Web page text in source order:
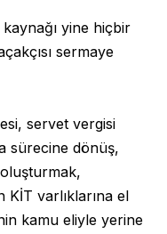
yine hiçbir
sermaye
servet vergisi
sürecine dönüş,
KİT varlıklarına el
kamu eliyle yerine